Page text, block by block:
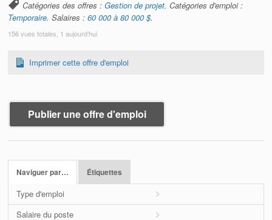
Catégories des offres :Gestion de projet. Catégories d'emploi :
Temporaire. Salaires :60 000 à 80 000 $.
156 vues totales, 1 aujourd’hui
Imprimer cette offre d'emploi
Publier une offre d'emploi
Naviguer par… Étiquettes
Type d'emploi
Salaire du poste